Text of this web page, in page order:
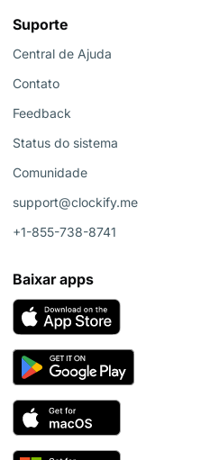
Suporte
Central de Ajuda
Contato
Feedback
Status do sistema
Comunidade
support@clockify.me
+1-855-738-8741
Baixar apps